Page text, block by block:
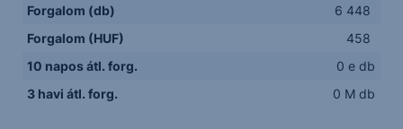
Forgalom (db)
6 448
Forgalom (HUF)
458
10 napos átl. forg.
0 e db
3 havi átl. forg.
0 M db